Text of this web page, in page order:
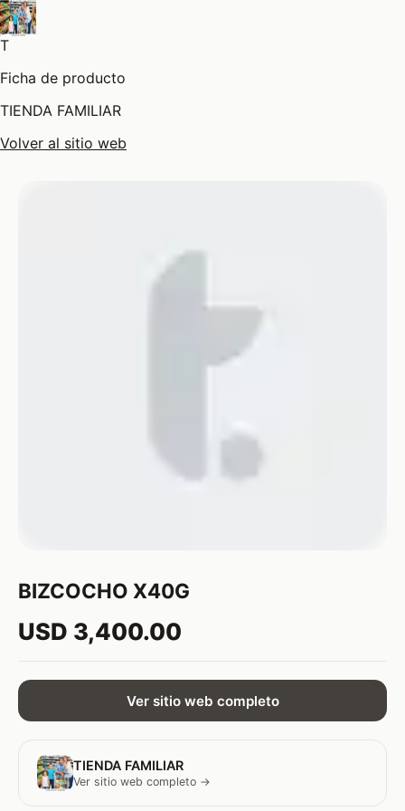
T
Ficha de producto
TIENDA FAMILIAR
Volver al sitio web
BIZCOCHO X40G
USD 3,400.00
Ver sitio web completo
TIENDA FAMILIAR
Ver sitio web completo →